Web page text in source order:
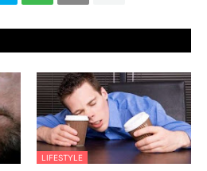
LIFESTYLE